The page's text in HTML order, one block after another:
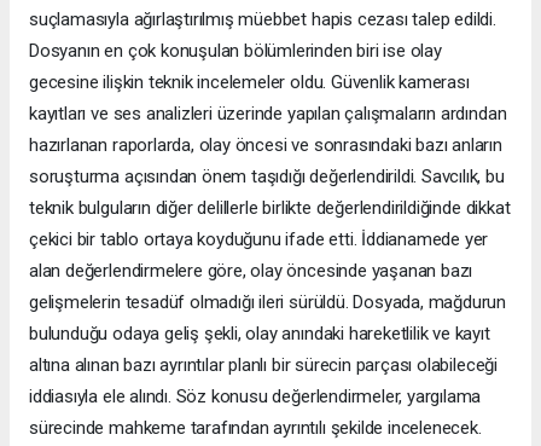
suçlamasıyla ağırlaştırılmış müebbet hapis cezası talep edildi.
Dosyanın en çok konuşulan bölümlerinden biri ise olay
gecesine ilişkin teknik incelemeler oldu. Güvenlik kamerası
kayıtları ve ses analizleri üzerinde yapılan çalışmaların ardından
hazırlanan raporlarda, olay öncesi ve sonrasındaki bazı anların
soruşturma açısından önem taşıdığı değerlendirildi. Savcılık, bu
teknik bulguların diğer delillerle birlikte değerlendirildiğinde dikkat
çekici bir tablo ortaya koyduğunu ifade etti. İddianamede yer
alan değerlendirmelere göre, olay öncesinde yaşanan bazı
gelişmelerin tesadüf olmadığı ileri sürüldü. Dosyada, mağdurun
bulunduğu odaya geliş şekli, olay anındaki hareketlilik ve kayıt
altına alınan bazı ayrıntılar planlı bir sürecin parçası olabileceği
iddiasıyla ele alındı. Söz konusu değerlendirmeler, yargılama
sürecinde mahkeme tarafından ayrıntılı şekilde incelenecek.